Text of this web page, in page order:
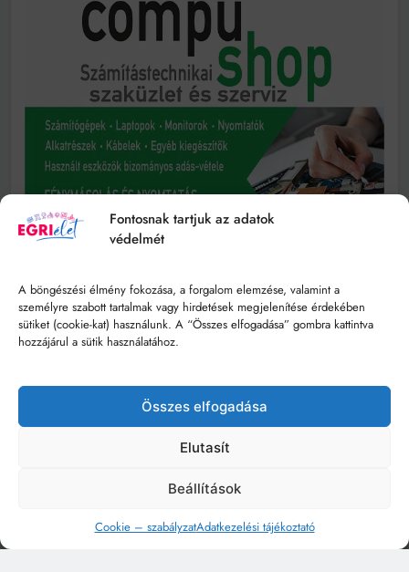
Fontosnak tartjuk az adatok
védelmét
A böngészési élmény fokozása, a forgalom elemzése, valamint a
személyre szabott tartalmak vagy hirdetések megjelenítése érdekében
sütiket (cookie-kat) használunk. A “Összes elfogadása” gombra kattintva
hozzájárul a sütik használatához.
Összes elfogadása
Elutasít
Beállítások
Cookie – szabályzatAdatkezelési tájékoztató